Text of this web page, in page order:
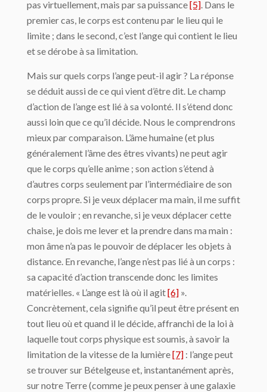
pas virtuellement, mais par sa puissance[5]. Dans le
premier cas, le corps est contenu par le lieu qui le
limite ; dans le second, c’est l’ange qui contient le lieu
et se dérobe à sa limitation.
Mais sur quels corps l’ange peut-il agir ? La réponse
se déduit aussi de ce qui vient d’être dit. Le champ
d’action de l’ange est lié à sa volonté. Il s’étend donc
aussi loin que ce qu’il décide. Nous le comprendrons
mieux par comparaison. L’âme humaine (et plus
généralement l’âme des êtres vivants) ne peut agir
que le corps qu’elle anime ; son action s’étend à
d’autres corps seulement par l’intermédiaire de son
corps propre. Si je veux déplacer ma main, il me suffit
de le vouloir ; en revanche, si je veux déplacer cette
chaise, je dois me lever et la prendre dans ma main :
mon âme n’a pas le pouvoir de déplacer les objets à
distance. En revanche, l’ange n’est pas lié à un corps :
sa capacité d’action transcende donc les limites
matérielles. « L’ange est là où il agit[6] ».
Concrètement, cela signifie qu’il peut être présent en
tout lieu où et quand il le décide, affranchi de la loi à
laquelle tout corps physique est soumis, à savoir la
limitation de la vitesse de la lumière[7] : l’ange peut
se trouver sur Bételgeuse et, instantanément après,
sur notre Terre (comme je peux penser à une galaxie